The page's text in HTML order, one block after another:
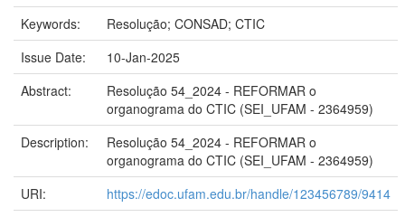
Keywords:
Resolução; CONSAD; CTIC
Issue Date:
10-Jan-2025
Abstract:
Resolução 54_2024 - REFORMAR o
organograma do CTIC (SEI_UFAM - 2364959)
Description:
Resolução 54_2024 - REFORMAR o
organograma do CTIC (SEI_UFAM - 2364959)
URI:
https://edoc.ufam.edu.br/handle/123456789/9414